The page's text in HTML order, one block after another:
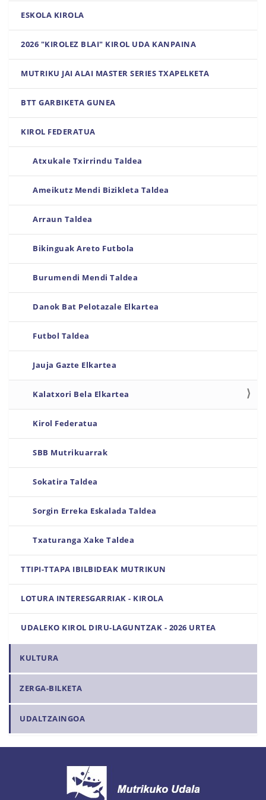
ESKOLA KIROLA
2026 "KIROLEZ BLAI" KIROL UDA KANPAINA
MUTRIKU JAI ALAI MASTER SERIES TXAPELKETA
BTT GARBIKETA GUNEA
KIROL FEDERATUA
Atxukale Txirrindu Taldea
Ameikutz Mendi Bizikleta Taldea
Arraun Taldea
Bikinguak Areto Futbola
Burumendi Mendi Taldea
Danok Bat Pelotazale Elkartea
Futbol Taldea
Jauja Gazte Elkartea
Kalatxori Bela Elkartea
Kirol Federatua
SBB Mutrikuarrak
Sokatira Taldea
Sorgin Erreka Eskalada Taldea
Txaturanga Xake Taldea
TTIPI-TTAPA IBILBIDEAK MUTRIKUN
LOTURA INTERESGARRIAK - KIROLA
UDALEKO KIROL DIRU-LAGUNTZAK - 2026 URTEA
KULTURA
ZERGA-BILKETA
UDALTZAINGOA